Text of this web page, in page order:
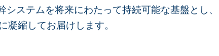
システムを将来にわたって持続可能な基盤とし
凝縮してお届けします。